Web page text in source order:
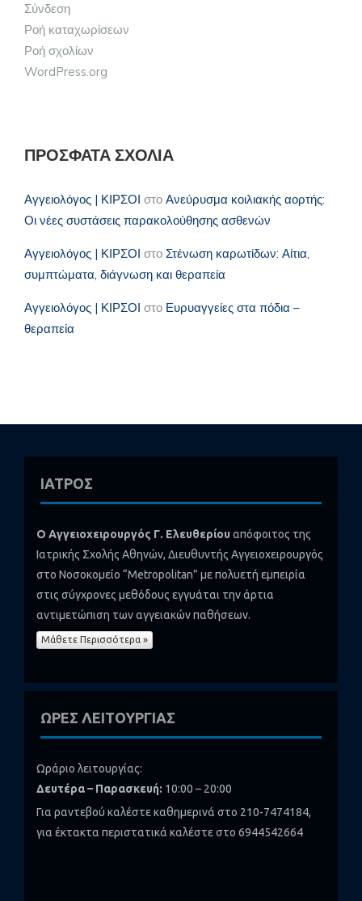
Σύνδεση
Ροή καταχωρίσεων
Ροή σχολίων
WordPress.org
ΠΡΌΣΦΑΤΑ ΣΧΌΛΙΑ
Αγγειολόγος | ΚΙΡΣΟΙ στο Ανεύρυσμα κοιλιακής αορτής:
Οι νέες συστάσεις παρακολούθησης ασθενών
Αγγειολόγος | ΚΙΡΣΟΙ στο Στένωση καρωτίδων: Αίτια,
συμπτώματα, διάγνωση και θεραπεία
Αγγειολόγος | ΚΙΡΣΟΙ στο Ευρυαγγείες στα πόδια –
θεραπεία
ΙΑΤΡΟΣ
Ο Αγγειοχειρουργός Γ. Ελευθερίου απόφοιτος της
Ιατρικής Σχολής Αθηνών, Διευθυντής Αγγειοχειρουργός
στο Νοσοκομείο “Metropolitan” με πολυετή εμπειρία
στις σύγχρονες μεθόδους εγγυάται την άρτια
αντιμετώπιση των αγγειακών παθήσεων.
Μάθετε Περισσότερα »
ΩΡΕΣ ΛΕΙΤΟΥΡΓΙΑΣ
Ωράριο λειτουργίας:
Δευτέρα – Παρασκευή: 10:00 – 20:00
Για ραντεβού καλέστε καθημερινά στο 210-7474184,
για έκτακτα περιστατικά καλέστε στο 6944542664